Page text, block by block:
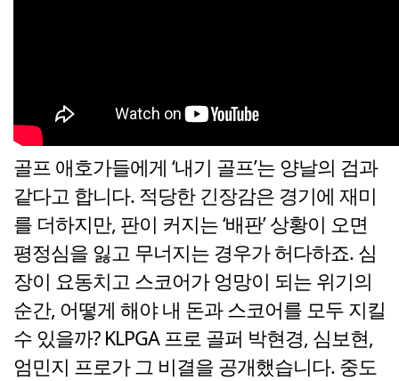
골프 애호가들에게 ‘내기 골프’는 양날의 검과
같다고 합니다. 적당한 긴장감은 경기에 재미
를 더하지만, 판이 커지는 ‘배판’ 상황이 오면
평정심을 잃고 무너지는 경우가 허다하죠. 심
장이 요동치고 스코어가 엉망이 되는 위기의
순간, 어떻게 해야 내 돈과 스코어를 모두 지킬
수 있을까? KLPGA 프로 골퍼 박현경, 심보현,
엄민지 프로가 그 비결을 공개했습니다. 중도